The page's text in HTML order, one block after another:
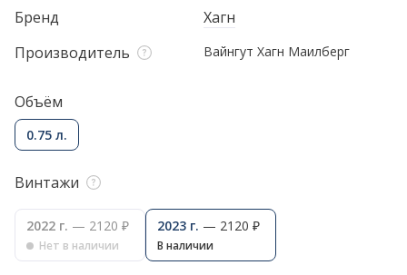
Бренд
Хагн
Производитель
Вайнгут Хагн Маилберг
Объём
0.75 л.
Винтажи
2022 г. — 2120 ₽
Нет в наличии
2023 г. — 2120 ₽
В наличии